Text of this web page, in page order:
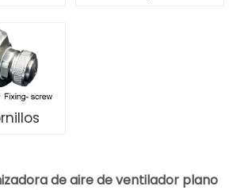
de aire de ventilador plano